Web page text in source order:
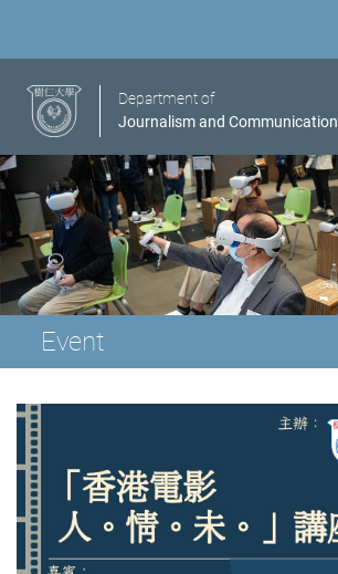
Department of
Journalism and Communication
Event